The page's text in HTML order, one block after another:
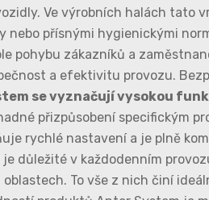
Ve výrobních halách
nebo přísnými hygienickými
pohybu zákazníků a
a efektivitu provozu.
se vyznačují vysokou
přizpůsobení specifickým
rychlé nastavení a je plně
je důležité v každodenním
To vše z nich činí